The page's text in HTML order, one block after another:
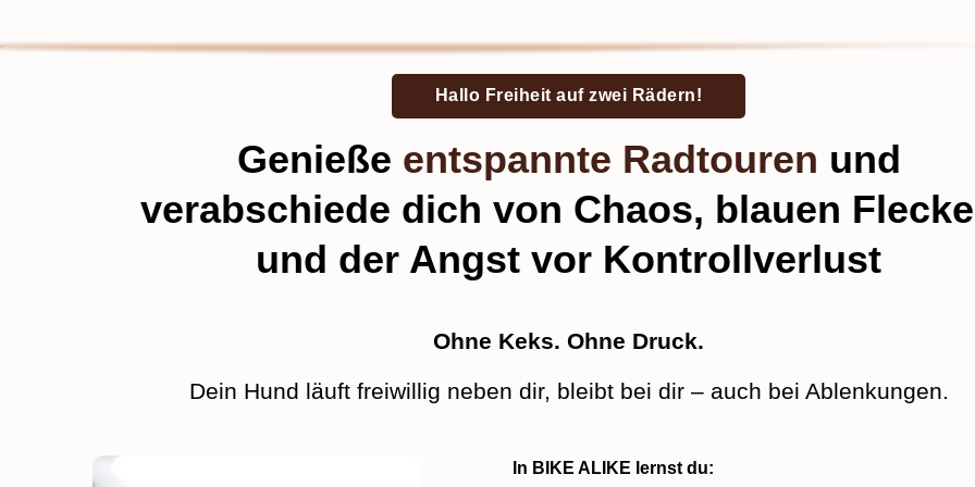
Hallo Freiheit auf zwei Rädern!
Genieße entspannte Radtouren und
verabschiede dich von Chaos, blauen
und der Angst vor Kontrollverlust
Ohne Keks. Ohne Druck.
Dein Hund läuft freiwillig neben dir, bleibt bei dir – auch bei Ablenkungen.
In BIKE ALIKE lernst du: